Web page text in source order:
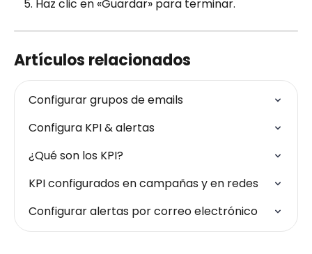
Haz clic en «Guardar» para terminar.
Artículos relacionados
Configurar grupos de emails
Configura KPI & alertas
¿Qué son los KPI?
KPI configurados en campañas y en redes
Configurar alertas por correo electrónico